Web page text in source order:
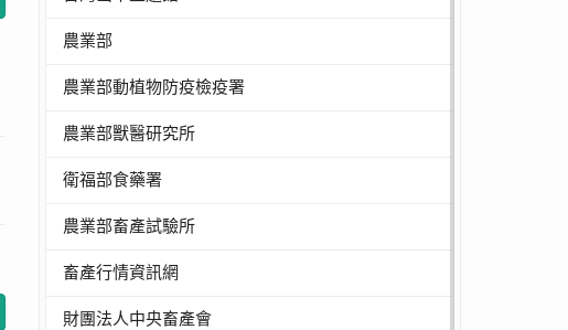
農業部
農業部動植物防疫檢疫署
農業部獸醫研究所
衛福部食藥署
農業部畜產試驗所
畜產行情資訊網
財團法人中央畜產會